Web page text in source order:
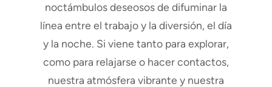
noctámbulos deseosos de difuminar la
línea entre el trabajo y la diversión, el día
y la noche. Si viene tanto para explorar,
como para relajarse o hacer contactos,
nuestra atmósfera vibrante y nuestra